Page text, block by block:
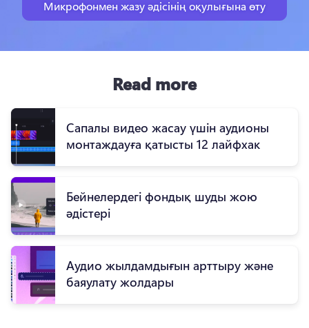
Микрофонмен жазу әдісінің оқулығына өту
Read more
Сапалы видео жасау үшін аудионы
монтаждауға қатысты 12 лайфхак
Бейнелердегі фондық шуды жою
әдістері
Аудио жылдамдығын арттыру және
баяулату жолдары